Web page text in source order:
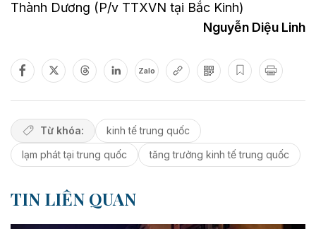
Thành Dương (P/v TTXVN tại Bắc Kinh)
Nguyễn Diệu Linh
Zalo
Từ khóa:
kinh tế trung quốc
lạm phát tại trung quốc
tăng trưởng kinh tế trung quốc
TIN LIÊN QUAN